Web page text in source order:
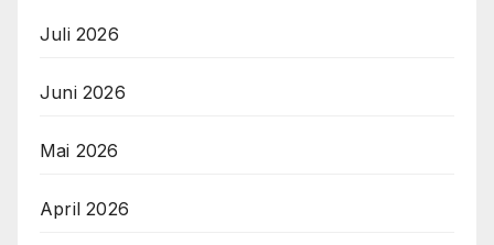
Juli 2026
Juni 2026
Mai 2026
April 2026